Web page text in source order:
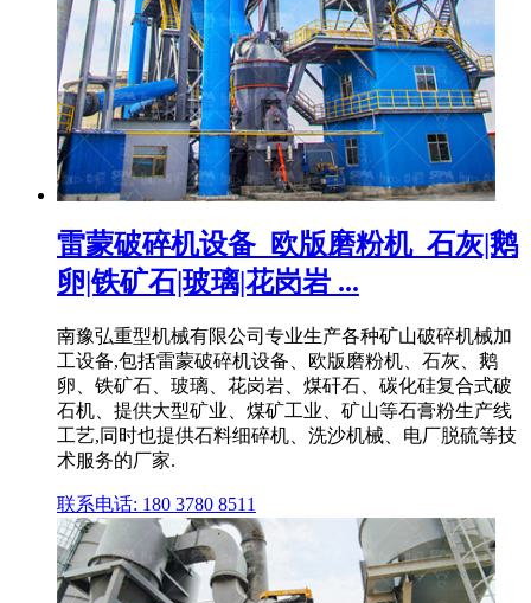
雷蒙破碎机设备_欧版磨粉机_石灰|鹅
卵|铁矿石|玻璃|花岗岩 ...
南豫弘重型机械有限公司专业生产各种矿山破碎机械加
工设备,包括雷蒙破碎机设备、欧版磨粉机、石灰、鹅
卵、铁矿石、玻璃、花岗岩、煤矸石、碳化硅复合式破
石机、提供大型矿业、煤矿工业、矿山等石膏粉生产线
工艺,同时也提供石料细碎机、洗沙机械、电厂脱硫等技
术服务的厂家.
联系电话: 180 3780 8511